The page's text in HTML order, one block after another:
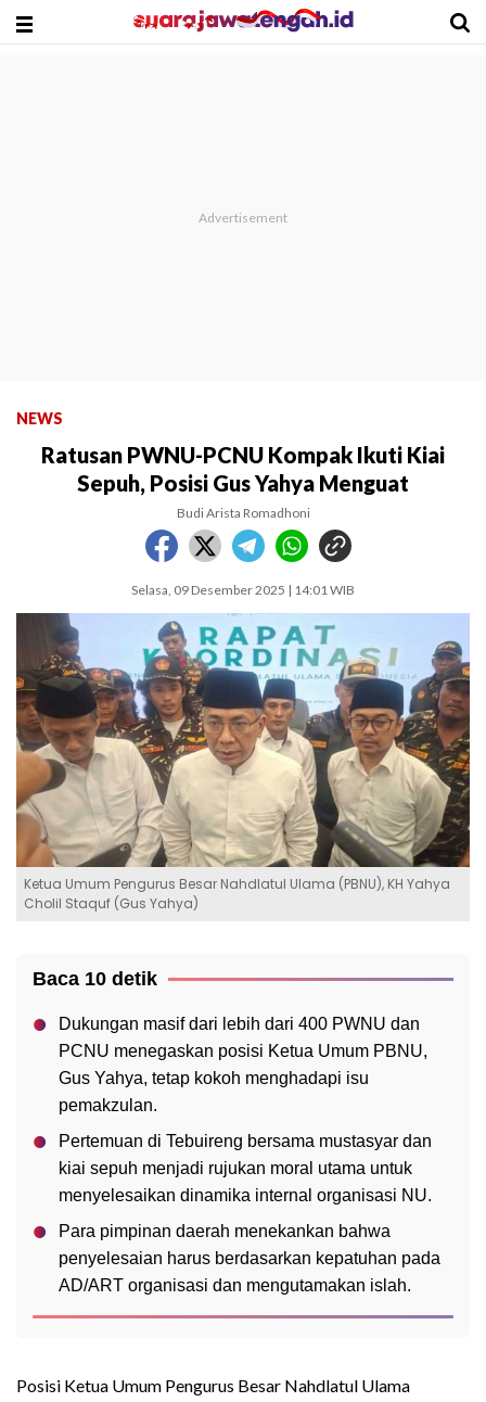
NEWS
Ratusan PWNU-PCNU Kompak Ikuti Kiai
Sepuh, Posisi Gus Yahya Menguat
Budi Arista Romadhoni
Selasa, 09 Desember 2025 | 14:01 WIB
Ketua Umum Pengurus Besar Nahdlatul Ulama (PBNU), KH Yahya
Cholil Staquf (Gus Yahya)
Baca 10 detik
Dukungan masif dari lebih dari 400 PWNU dan
PCNU menegaskan posisi Ketua Umum PBNU,
Gus Yahya, tetap kokoh menghadapi isu
pemakzulan.
Pertemuan di Tebuireng bersama mustasyar dan
kiai sepuh menjadi rujukan moral utama untuk
menyelesaikan dinamika internal organisasi NU.
Para pimpinan daerah menekankan bahwa
penyelesaian harus berdasarkan kepatuhan pada
AD/ART organisasi dan mengutamakan islah.
Posisi Ketua Umum Pengurus Besar Nahdlatul Ulama